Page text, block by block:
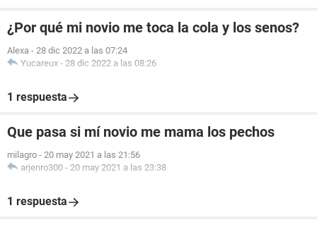
¿Por qué mi novio me toca la cola y los senos?
Alexa - 28 dic 2022 a las 07:24
Yucareux - 28 dic 2022 a las 08:26
1 respuesta
Que pasa si mí novio me mama los pechos
milagro - 20 may 2021 a las 21:56
arjenro300 - 20 may 2021 a las 23:38
1 respuesta